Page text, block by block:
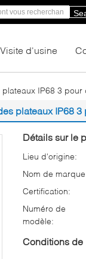
Visite d'usine
IP68 3 pour
plateaux IP68 3
Détails sur le
Lieu d'origine:
Nom de
Certification:
Numéro de
modèle:
Conditions de